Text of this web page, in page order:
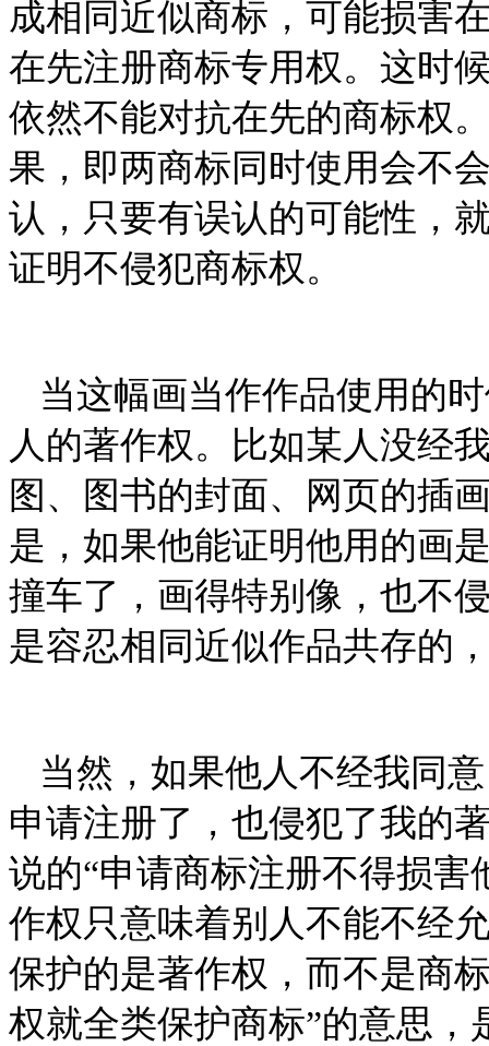
成相同近似商标，可能损害
在先注册商标专用权。这时
依然不能对抗在先的商标权
果，即两商标同时使用会不
认，只要有误认的可能性，
证明不侵犯商标权。
当这幅画当作作品使用的
人的著作权。比如某人没经
图、图书的封面、网页的插
是，如果他能证明他用的画
撞车了，画得特别像，也不
是容忍相同近似作品共存的
当然，如果他人不经我同
申请注册了，也侵犯了我的
说的“申请商标注册不得损害
作权只意味着别人不能不经
保护的是著作权，而不是商
权就全类保护商标”的意思